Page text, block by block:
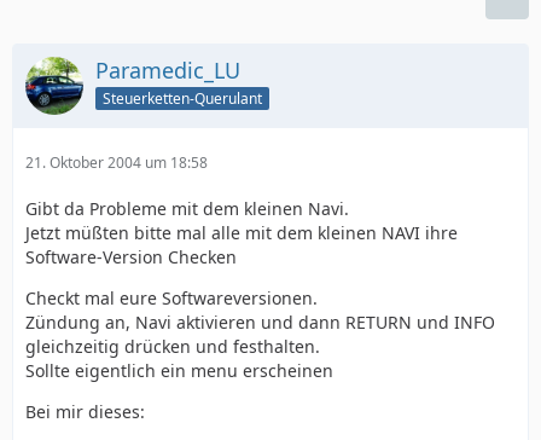
Paramedic_LU
Steuerketten-Querulant
21. Oktober 2004 um 18:58
Gibt da Probleme mit dem kleinen Navi.
Jetzt müßten bitte mal alle mit dem kleinen NAVI ihre
Software-Version Checken
Checkt mal eure Softwareversionen.
Zündung an, Navi aktivieren und dann RETURN und INFO
gleichzeitig drücken und festhalten.
Sollte eigentlich ein menu erscheinen
Bei mir dieses: